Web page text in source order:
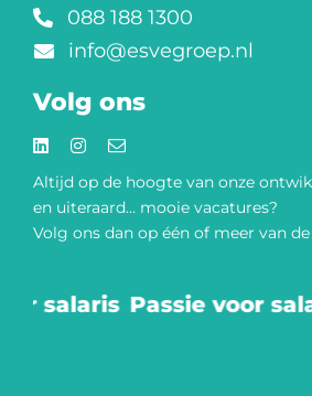
088 188 1300
info@esvegroep.nl
Volg ons
Altijd op de hoogte van onze
en uiteraard… mooie vacatures?
Volg ons dan op één of meer van
salaris Passie voor